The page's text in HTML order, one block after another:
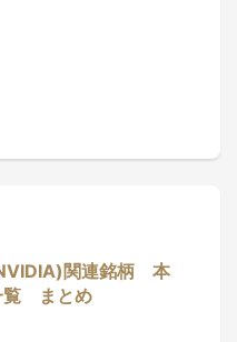
関連銘柄 本
覧 まとめ